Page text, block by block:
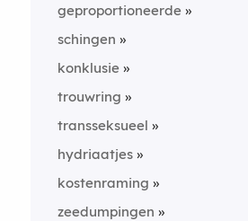
geproportioneerde
schingen
konklusie
trouwring
transseksueel
hydriaatjes
kostenraming
zeedumpingen